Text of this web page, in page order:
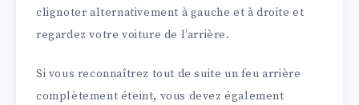
clignoter alternativement à gauche et à droite et
regardez votre voiture de l’arrière.
Si vous reconnaîtrez tout de suite un feu arrière
complètement éteint, vous devez également